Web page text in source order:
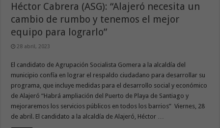
Héctor Cabrera (ASG): “Alajeró necesita un
cambio de rumbo y tenemos el mejor
equipo para lograrlo”
28 abril, 2023
El candidato de Agrupación Socialista Gomera a la alcaldía del
municipio confía en lograr el respaldo ciudadano para desarrollar su
programa, que incluye medidas para el desarrollo social y económico
de Alajeró “Habrá ampliación del Puerto de Playa de Santiago y
mejoraremos los servicios públicos en todos los barrios” Viernes, 28
de abril. El candidato a la alcaldía de Alajeró, Héctor …